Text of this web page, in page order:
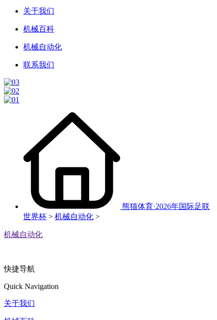
关于我们
机械百科
机械自动化
联系我们
熊猫体育·2026年国际足联
世界杯 > 机械自动化 >
机械自动化
快捷导航
Quick Navigation
关于我们